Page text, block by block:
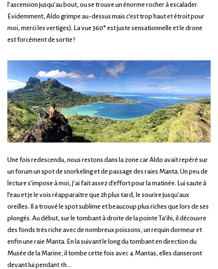
l’ascension jusqu’au bout, ou se trouve un énorme rocher à escalader.
Evidemment, Aldo grimpe au-dessus mais c’est trop haut et étroit pour
moi, merci les vertiges). La vue 360° est juste sensationnelle et le drone
est forcément de sortie !
Une fois redescendu, nous restons dans la zone car Aldo avait repéré sur
un forum un spot de snorkeling et de passage des raies Manta. Un peu de
lecture s’impose à moi, j’ai fait assez d’effort pour la matinée. Lui saute à
l’eau et je le vois réapparaitre que 2h plus tard, le sourire jusqu’aux
oreilles. Il a trouvé le spot sublime et beaucoup plus riches que lors de ses
plongés. Au début, sur le tombant à droite de la pointe Ta’ihi, il découvre
des fonds très riche avec de nombreux poissons, un requin dormeur et
enfin une raie Manta. En la suivant le long du tombant en direction du
Musée de la Marine, il tombe cette fois avec 4 Mantas, elles danseront
devant lui pendant 1h…